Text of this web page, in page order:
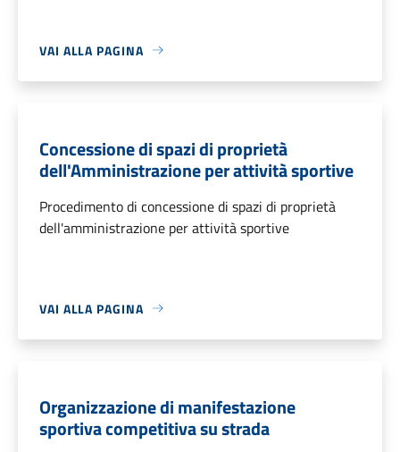
VAI ALLA PAGINA
Concessione di spazi di proprietà
dell'Amministrazione per attività sportive
Procedimento di concessione di spazi di proprietà
dell'amministrazione per attività sportive
VAI ALLA PAGINA
Organizzazione di manifestazione
sportiva competitiva su strada